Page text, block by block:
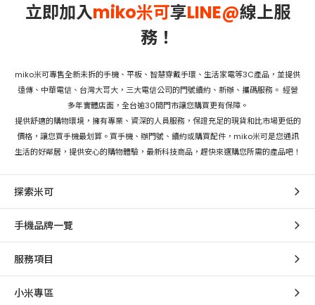
立即加入miko米可享LINE@線上服
務！
miko米可專售全新未拆的手機、平板、智慧穿戴手環、生活家電等3C產品，並提供
遠傳、中華電信、台灣大哥大，三大電信公司的門號續約、新辦、攜碼服務。 經營
多年實體店面，全台逾30間門市讓您購買更有保障。
提供舒適的購物環境，擁有專業、資深的人員服務，保證充足的現貨和比市場更低的
價格，讓您買手機最划算。買手機、辦門號、續約或購買配件，miko米可是您通訊
生活的好鄰居，提供安心的購物體驗，最新科技商品，趕快來選購您所需的產品吧！
探索米可
手機品牌一覽
服務項目
小米專區